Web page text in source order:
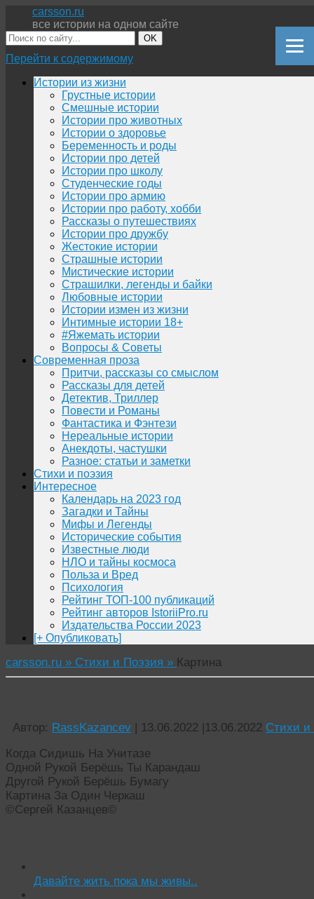
carsson.ru
все истории на одном сайте
OK
Перейти к содержимому
Истории из жизни
Грустные истории
Смешные истории
Истории про животных
Истории о здоровье
Беременность и роды
Истории про детей
Истории про школу
Студенческие годы
Истории про армию
Истории про работу, хобби
Рассказы о путешествиях
Истории про дружбу
Жестокие истории
Страшные истории
Мистические истории
Страшилки, легенды и байки
Любовные истории
Истории измен из жизни
Интимные истории 18+
#Яжемать истории
Вопросы & Советы
Современная проза
Притчи, рассказы со смыслом
Рассказы для детей
Детектив, Триллер
Повести и Романы
Фантастика и Фэнтези
Нереальные истории
Анекдоты, частушки
Разное: статьи и заметки
Стихи и поэзия
Интересное
Календарь на 2023 год
Загадки и Тайны
Мифы и Легенды
Исторические события
Известные люди
НЛО и тайны космоса
Польза и Вред
Психология
Рейтинг ТОП-100 публикаций
Рейтинг авторов IstoriiPro.ru
Издательства России 2023
[+ Опубликовать]
carsson.ru » Стихи и Поэзия » Картина
Автор: RassKazancev | 13.06.2022 |13.06.2022 Стихи и
Когда Сидишь На Унитазе
Одной Рукой Берëшь Ты Карандаш
Другой Рукой Берëшь Бумагу
Картина За Один Черкаш
©Сергей Казанцев©
Давайте жить пока мы живы..